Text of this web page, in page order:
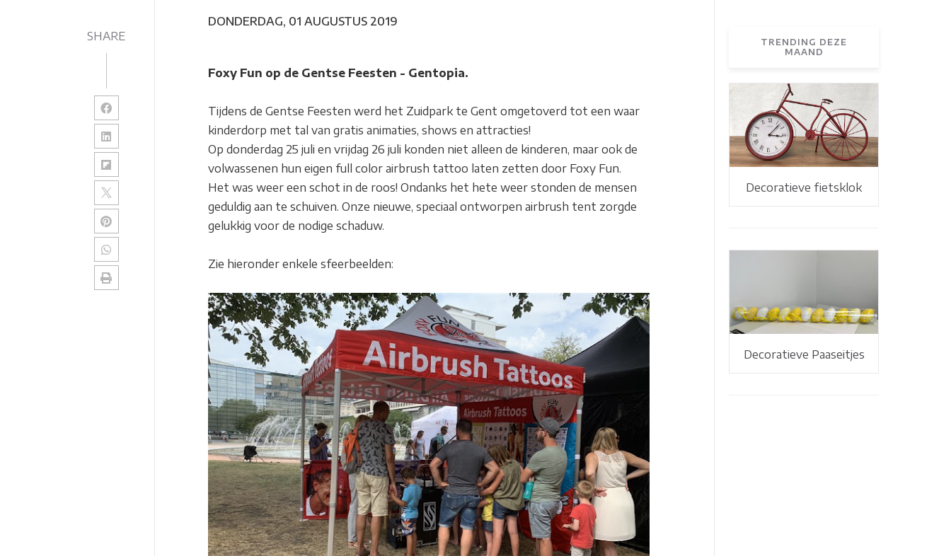
SHARE
DONDERDAG, 01 AUGUSTUS 2019
Foxy Fun op de Gentse Feesten - Gentopia.
Tijdens de Gentse Feesten werd het Zuidpark te Gent omgetoverd tot een waar
kinderdorp met tal van gratis animaties, shows en attracties!
Op donderdag 25 juli en vrijdag 26 juli konden niet alleen de kinderen, maar ook de
volwassenen hun eigen full color airbrush tattoo laten zetten door Foxy Fun.
Het was weer een schot in de roos! Ondanks het hete weer stonden de mensen
geduldig aan te schuiven. Onze nieuwe, speciaal ontworpen airbrush tent zorgde
gelukkig voor de nodige schaduw.
Zie hieronder enkele sfeerbeelden:
TRENDING DEZE
MAAND
Decoratieve fietsklok
Decoratieve Paaseitjes